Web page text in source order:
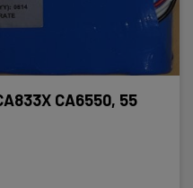
CA6550, 55